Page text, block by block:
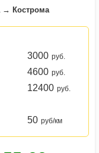
→ Кострома
3000 руб.
4600 руб.
12400 руб.
50 руб/км